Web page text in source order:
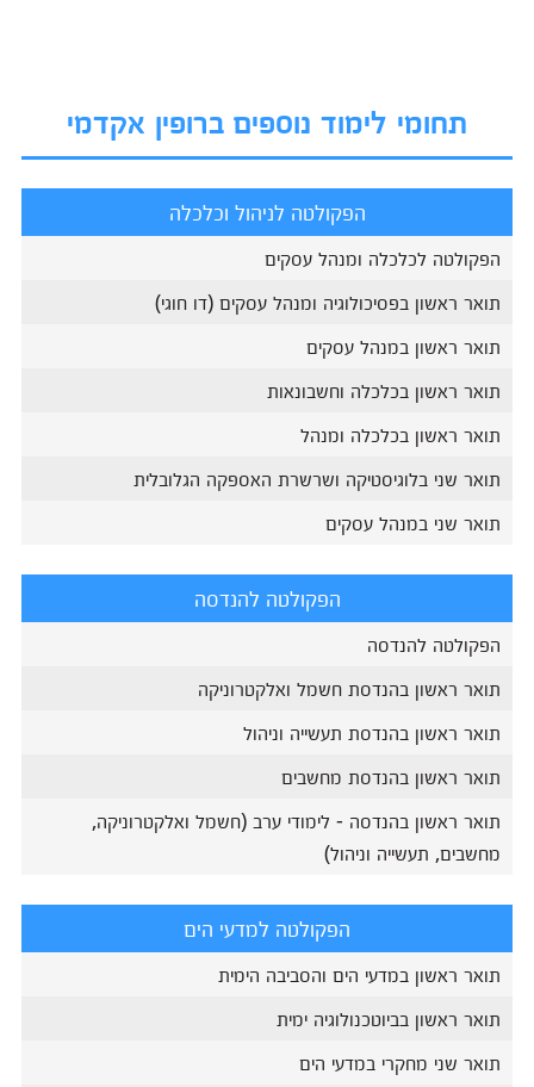
תחומי לימוד נוספים ברופין אקדמי
הפקולטה לניהול וכלכלה
הפקולטה לכלכלה ומנהל עסקים
תואר ראשון בפסיכולוגיה ומנהל עסקים (דו חוגי)
תואר ראשון במנהל עסקים
תואר ראשון בכלכלה וחשבונאות
תואר ראשון בכלכלה ומנהל
תואר שני בלוגיסטיקה ושרשרת האספקה הגלובלית
תואר שני במנהל עסקים
הפקולטה להנדסה
הפקולטה להנדסה
תואר ראשון בהנדסת חשמל ואלקטרוניקה
תואר ראשון בהנדסת תעשייה וניהול
תואר ראשון בהנדסת מחשבים
תואר ראשון בהנדסה - לימודי ערב (חשמל ואלקטרוניקה,
מחשבים, תעשייה וניהול)
הפקולטה למדעי הים
תואר ראשון במדעי הים והסביבה הימית
תואר ראשון בביוטכנולוגיה ימית
תואר שני מחקרי במדעי הים